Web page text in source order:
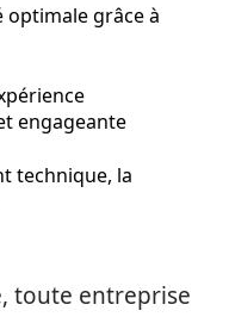
optimale grâce à
engageante
technique, la
toute entreprise